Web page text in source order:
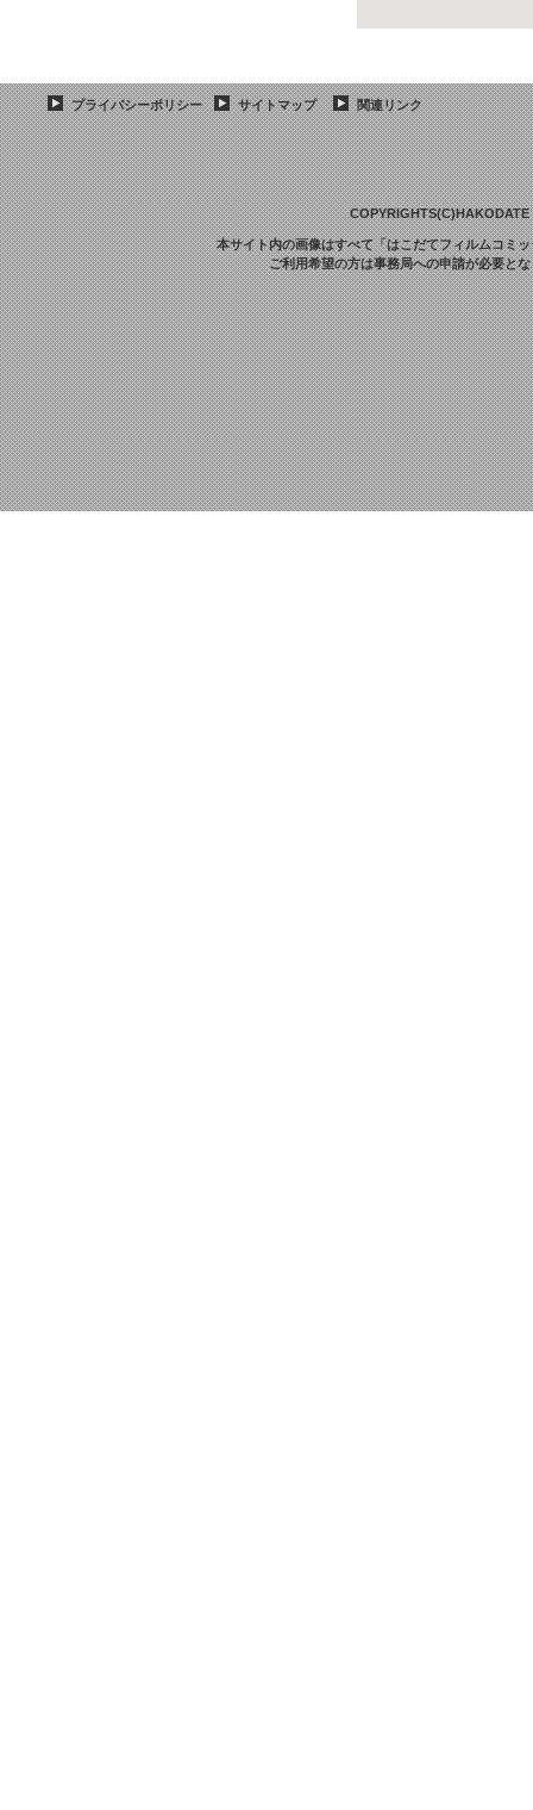
プライバシーポリシー サイトマップ 関連リンク
本サイト内の画像はすべて「はこだてフィルムコミ
ご利用希望の方は事務局への申請が必要と